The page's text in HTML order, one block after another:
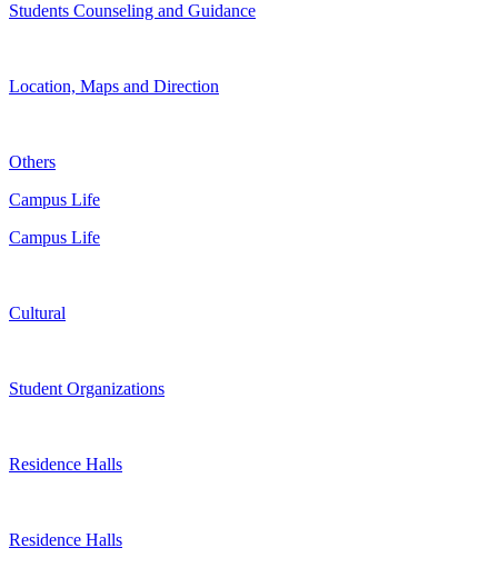
Students Counseling and Guidance
Location, Maps and Direction
Others
Campus Life
Campus Life
Cultural
Student Organizations
Residence Halls
Residence Halls